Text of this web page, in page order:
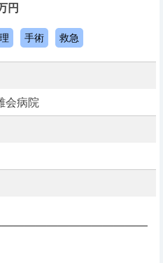
円
手術 救急
会病院